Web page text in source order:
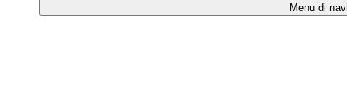
Menu di